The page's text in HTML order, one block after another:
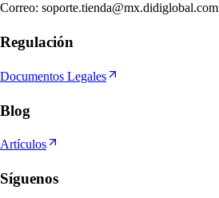
Correo: soporte.tienda@mx.didiglobal.com
Regulación
Documentos Legales
Blog
Artículos
Síguenos